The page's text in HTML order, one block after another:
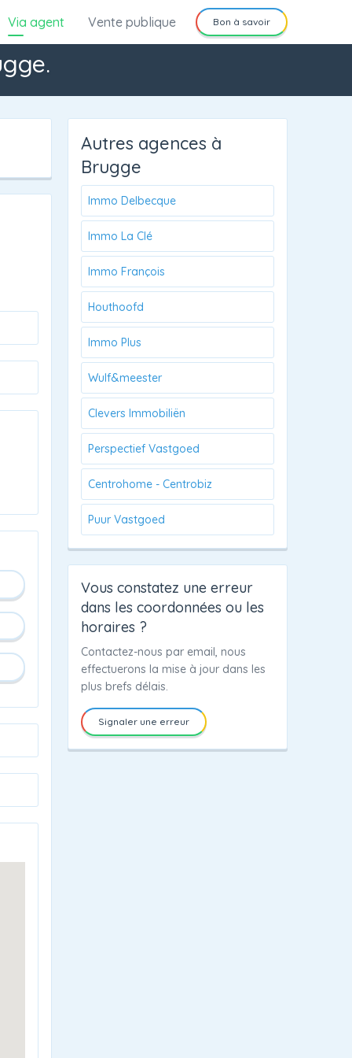
Via agent Vente publique Bon à savoir
Autres agences à
Brugge
Immo Delbecque
Immo La Clé
Immo François
Houthoofd
Immo Plus
Wulf&meester
Clevers Immobiliën
Perspectief Vastgoed
Centrohome - Centrobiz
Puur Vastgoed
Vous constatez une erreur
dans les coordonnées ou les
horaires ?
Contactez-nous par email, nous
effectuerons la mise à jour dans les
plus brefs délais.
Signaler une erreur